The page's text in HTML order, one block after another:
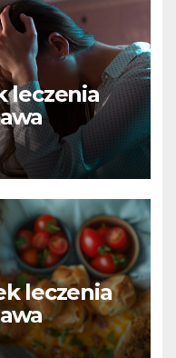
leczenia
leczenia